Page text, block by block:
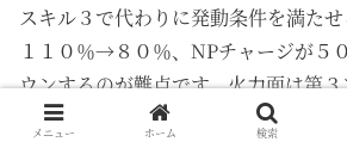
スキル３で代わりに発動条件を満たせ
１１０％→８０％、NPチャージが５
ウンするのが難点です。火力面は第
当するWAVEの調整でカバーできる
メニュー ホーム 検索